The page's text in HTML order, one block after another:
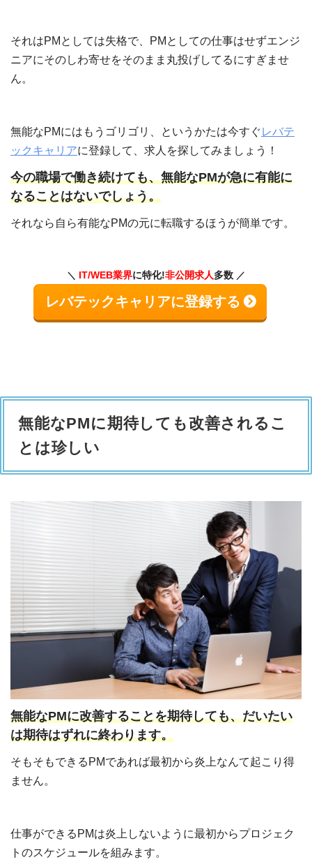
それはPMとしては失格で、PMとしての仕事はせずエンジ
ニアにそのしわ寄せをそのまま丸投げしてるにすぎませ
ん。
無能なPMにはもうゴリゴリ、というかたは今すぐレバテ
ックキャリアに登録して、求人を探してみましょう！
今の職場で働き続けても、無能なPMが急に有能に
なることはないでしょう。
それなら自ら有能なPMの元に転職するほうが簡単です。
IT/WEB業界に特化!非公開求人多数
レバテックキャリアに登録する
無能なPMに期待しても改善されるこ
とは珍しい
無能なPMに改善することを期待しても、だいたい
は期待はずれに終わります。
そもそもできるPMであれば最初から炎上なんて起こり得
ません。
仕事ができるPMは炎上しないように最初からプロジェク
トのスケジュールを組みます。